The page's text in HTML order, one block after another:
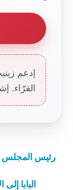
إدعم
القرّاء.
رئيس المجلس
البابا